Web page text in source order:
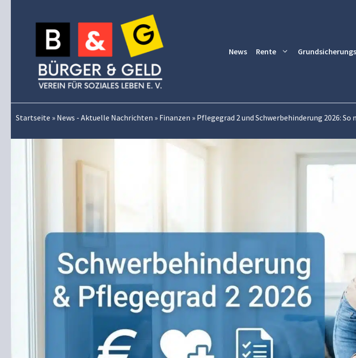
News Rente
Startseite » News - Aktuelle Nachrichten » Finanzen » Pflegegrad 2 und Schwerbehinderung 2026: